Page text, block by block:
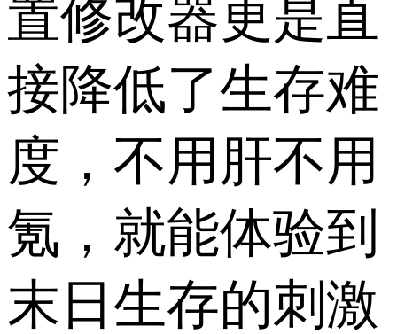
置修改器更是直
接降低了生存难
度，不用肝不用
氪，就能体验到
末日生存的刺激